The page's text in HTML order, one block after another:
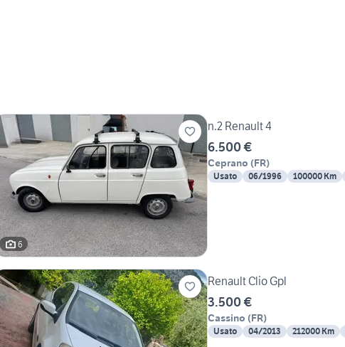
6
n.2 Renault 4
6.500 €
Ceprano (FR)
Usato 06/1996 100000 Km
Renault Clio Gpl
3.500 €
Cassino (FR)
Usato 04/2013 212000 Km